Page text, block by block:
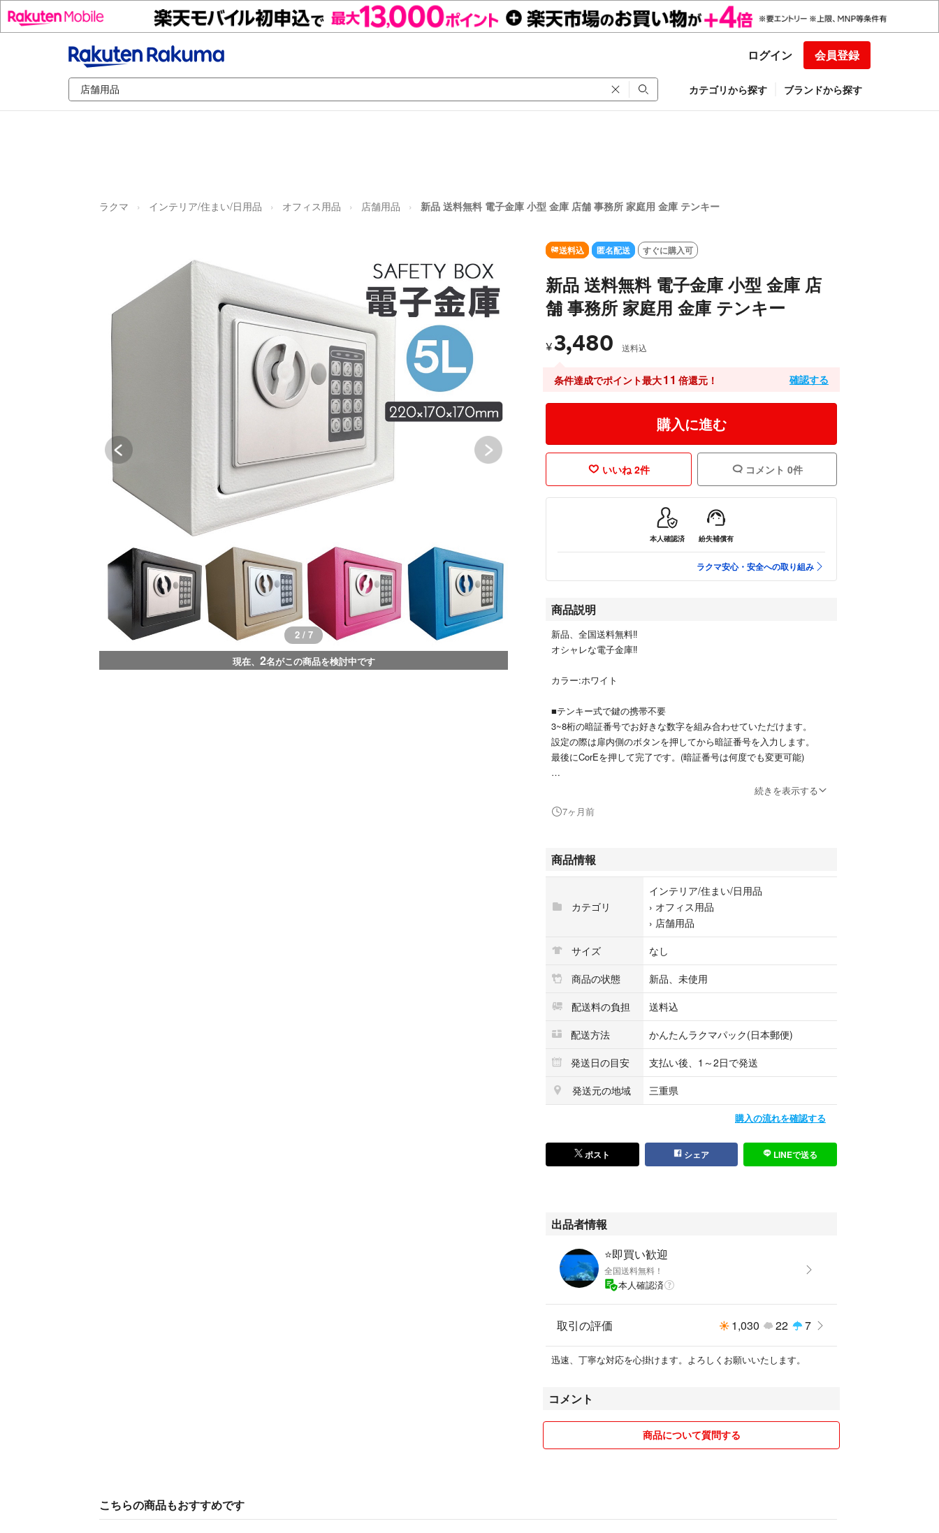
ログイン 会員登録
カテゴリから探す ブランドから探す
ラクマ インテリア/住まい/日用品 オフィス用品 店舗用品 新品 送料無料 電子金庫 小型 金庫 店舗 事務所 家庭用 金庫 テンキー
2 / 7
現在、 2名がこの商品を検討中です
送料込 匿名配送 すぐに購入可
新品 送料無料 電子金庫 小型 金庫 店
舗 事務所 家庭用 金庫 テンキー
¥3,480 送料込
条件達成でポイント最大11 倍還元！ 確認する
購入に進む
いいね 2件 コメント 0件
本人確認済 紛失補償有
ラクマ安心・安全への取り組み
商品説明
新品、全国送料無料‼
オシャレな電子金庫‼️
カラー:ホワイト
■テンキー式で鍵の携帯不要
3~8桁の暗証番号でお好きな数字を組み合わせていただけます。
設定の際は扉内側のボタンを押してから暗証番号を入力します。
最後にCorEを押して完了です。(暗証番号は何度でも変更可能)
金庫を固定することで盗難を防止。
■ピッキングに強い鍵付
万が一暗証番号を忘れてしまった場合は付属の鍵を使って解錠してサ
イド暗証番号の設定をして下さい。
・商品到着後、必ず説明書に記載されているセット内容をご確認くだ
さい。
・鍵を金庫の中に入れてロックしないようご注意ください。
・鍵の再発行はできません。
・鍵を紛失された場合、交換品のお渡しはできません。
・鍵を紛失し、開錠できなくなった場合、こちら、またメーカーでは
一切の責任を負いかねます。
※カラーの見え方につきましては、お客様のモニターなどの設定によ
り、違って見える場合がございます。
サイズ：外寸220×170×170mm、内寸210×150×160mm
重量：約2.5kg
容量：5L
続きを表示する
7ヶ月前
商品情報
カテゴリ
インテリア/住まい/日用品
› オフィス用品
› 店舗用品
サイズ
なし
商品の状態
新品、未使用
配送料の負担
送料込
配送方法
かんたんラクマパック(日本郵便)
発送日の目安
支払い後、1～2日で発送
発送元の地域
三重県
購入の流れを確認する
ポスト シェア LINEで送る
出品者情報
⭐️即買い歓迎
全国送料無料！
本人確認済
取引の評価 1,030 22 7
迅速、丁寧な対応を心掛けます。よろしくお願いいたします。
コメント
商品について質問する
こちらの商品もおすすめです